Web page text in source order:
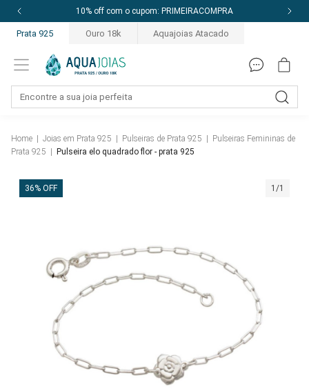
10% off com o cupom: PRIMEIRACOMPRA
Prata 925 Ouro 18k Aquajoias Atacado
Home Joias em Prata 925 Pulseiras de Prata 925
Pulseiras Femininas de
Prata 925
Pulseira elo quadrado flor - prata 925
36% OFF 1/1